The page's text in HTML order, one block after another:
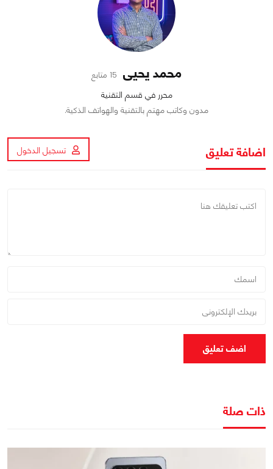
محمد يحيى 15 متابع
محرر في قسم التقنية
مدون وكاتب مهتم بالتقنية والهواتف الذكية.
اضافة تعليق تسجيل الدخول
اضف تعليق
ذات صلة